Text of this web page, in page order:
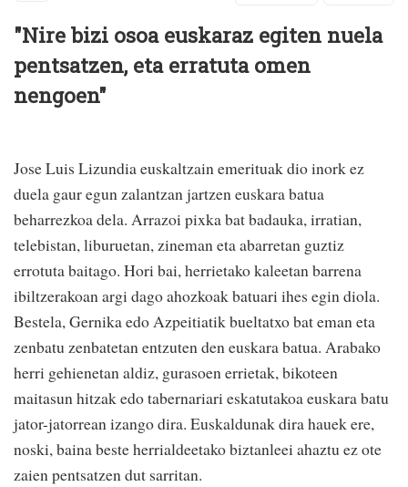
"Nire bizi osoa euskaraz egiten nuela
pentsatzen, eta erratuta omen
nengoen"
Jose Luis Lizundia euskaltzain emerituak dio inork ez
duela gaur egun zalantzan jartzen euskara batua
beharrezkoa dela. Arrazoi pixka bat badauka, irratian,
telebistan, liburuetan, zineman eta abarretan guztiz
errotuta baitago. Hori bai, herrietako kaleetan barrena
ibiltzerakoan argi dago ahozkoak batuari ihes egin diola.
Bestela, Gernika edo Azpeitiatik bueltatxo bat eman eta
zenbatu zenbatetan entzuten den euskara batua. Arabako
herri gehienetan aldiz, gurasoen errietak, bikoteen
maitasun hitzak edo tabernariari eskatutakoa euskara batu
jator-jatorrean izango dira. Euskaldunak dira hauek ere,
noski, baina beste herrialdeetako biztanleei ahaztu ez ote
zaien pentsatzen dut sarritan.